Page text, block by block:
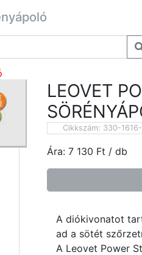
LEOVET
Cikkszám: 330-
Ára: 7 130 Ft / db
A diókivonatot
ad a sötét
A Leovet Power